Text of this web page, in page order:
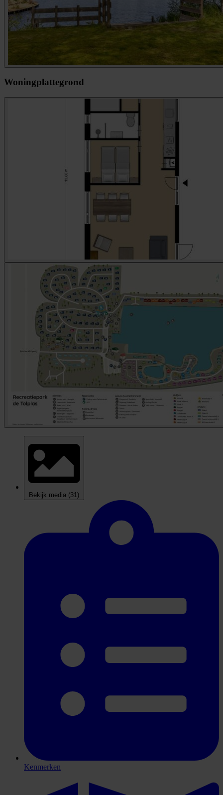
Woningplattegrond
Bekijk media (31)
Kenmerken